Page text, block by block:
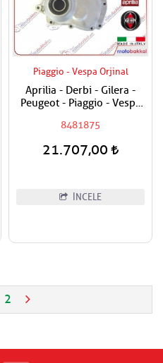
Piaggio - Vespa Orjinal
Aprilia - Derbi - Gilera -
Peugeot - Piaggio - Vespa
Kapağı İç
8481875
21.707,00
İNCELE
2